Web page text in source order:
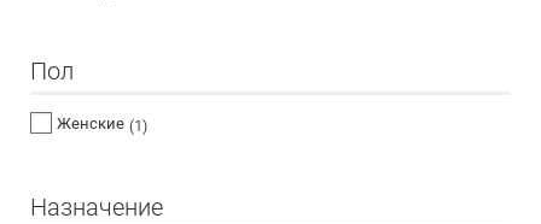
Пол
Женские (1)
Назначение